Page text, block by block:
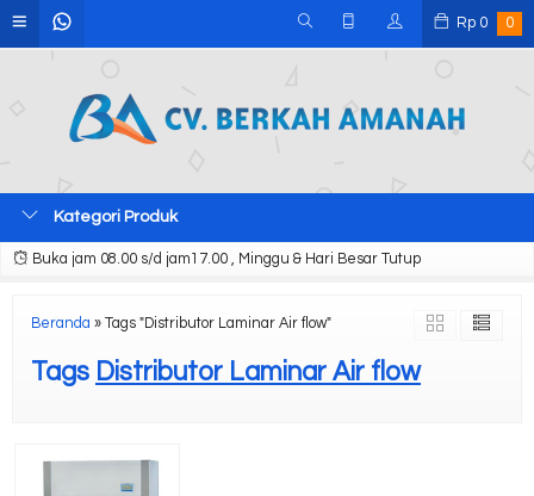
Rp 0 0
Kategori Produk
Buka jam 08.00 s/d jam17.00 , Minggu & Hari Besar Tutup
Beranda » Tags "Distributor Laminar Air flow"
Tags Distributor Laminar Air flow